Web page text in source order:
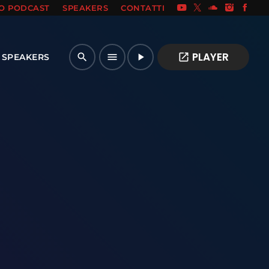
PODCAST SPEAKERS CONTATTI
SPEAKERS search menu play_arrow open_in_new PLAYER